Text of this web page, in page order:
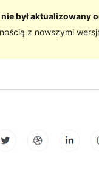
nie był aktualizowany
z nowszymi